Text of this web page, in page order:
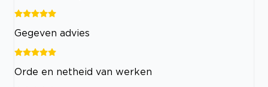
Gegeven advies
Orde en netheid van werken